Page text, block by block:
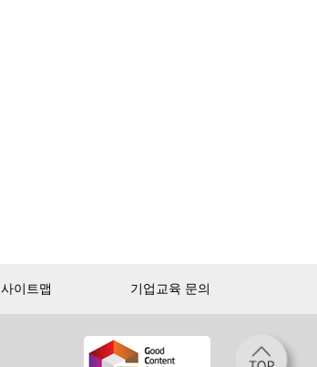
사이트맵 기업교육 문의